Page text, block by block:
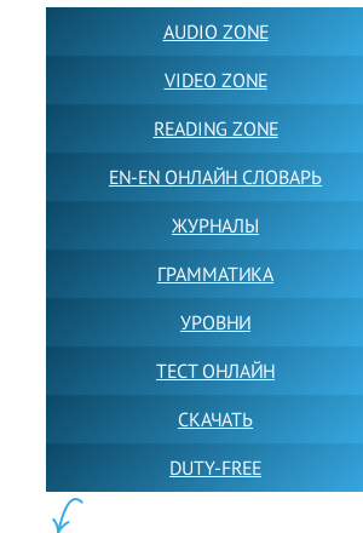
AUDIO ZONE
VIDEO ZONE
READING ZONE
EN-EN ОНЛАЙН СЛОВАРЬ
ЖУРНАЛЫ
ГРАММАТИКА
УРОВНИ
ТЕСТ ОНЛАЙН
СКАЧАТЬ
DUTY-FREE